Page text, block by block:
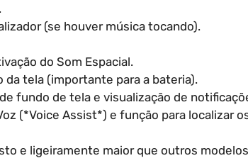
(se houver música tocando).
do Som Espacial.
da tela (importante para a bateria).
fundo de tela e visualização de
(*Voice Assist*) e função para localizar
e ligeiramente maior que outros